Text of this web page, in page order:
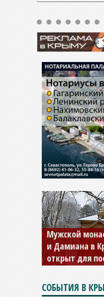
Мужской
и Дамиана в
открыт для
СОБЫТИЯ В